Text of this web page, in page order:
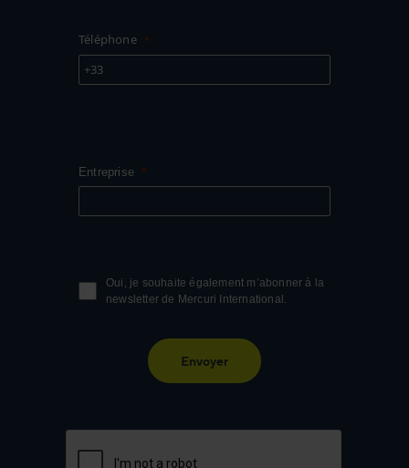
Téléphone
+33
Entreprise
Oui, je souhaite également m’abonner à la
newsletter de Mercuri International.
Envoyer